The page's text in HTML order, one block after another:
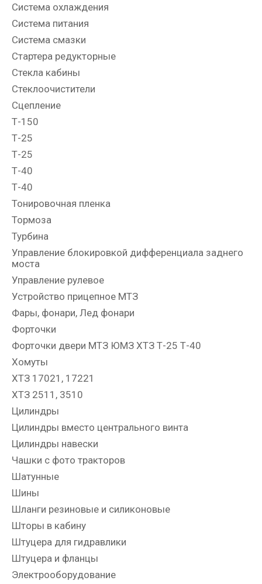
Система охлаждения
Система питания
Система смазки
Стартера редукторные
Стекла кабины
Стеклоочистители
Сцепление
Т-150
Т-25
Т-25
Т-40
Т-40
Тонировочная пленка
Тормоза
Турбина
Управление блокировкой дифференциала заднего
моста
Управление рулевое
Устройство прицепное МТЗ
Фары, фонари, Лед фонари
Форточки
Форточки двери МТЗ ЮМЗ ХТЗ Т-25 Т-40
Хомуты
ХТЗ 17021, 17221
ХТЗ 2511, 3510
Цилиндры
Цилиндры вместо центрального винта
Цилиндры навески
Чашки с фото тракторов
Шатунные
Шины
Шланги резиновые и силиконовые
Шторы в кабину
Штуцера для гидравлики
Штуцера и фланцы
Электрооборудование